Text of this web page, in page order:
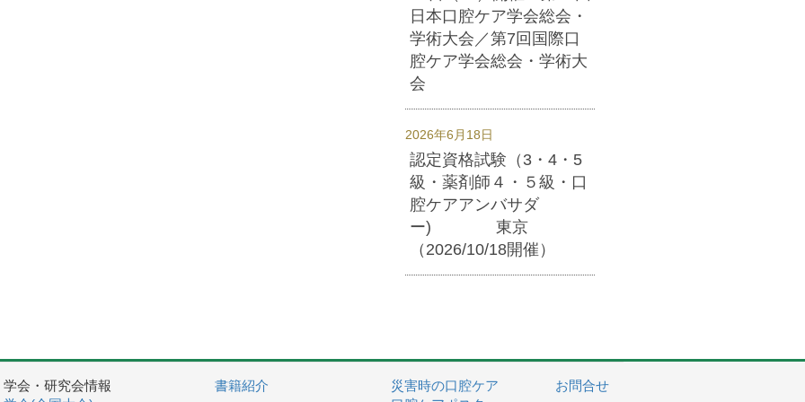
日本口腔ケア学会総会・
学術大会／第7回国際口
腔ケア学会総会・学術大
会
2026年6月18日
認定資格試験（3・4・5
級・薬剤師４・５級・口
腔ケアアンバサダ
ー) 東京
（2026/10/18開催）
学会・研究会情報
書籍紹介
災害時の口腔ケア
お問合せ